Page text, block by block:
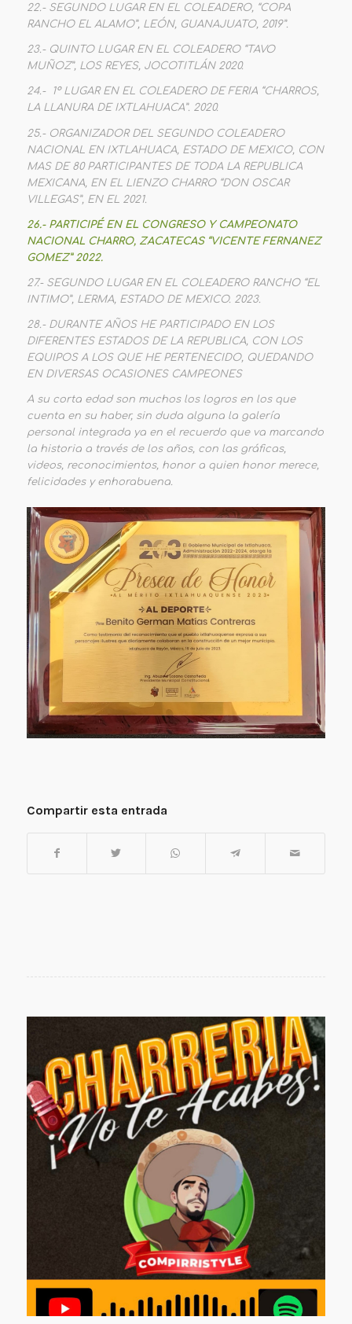
22.- SEGUNDO LUGAR EN EL COLEADERO, “COPA
RANCHO EL ALAMO”, LEÓN, GUANAJUATO, 2019”.
23.- QUINTO LUGAR EN EL COLEADERO “TAVO
MUÑOZ”, LOS REYES, JOCOTITLÁN 2020.
24.- 1° LUGAR EN EL COLEADERO DE FERIA “CHARROS,
LA LLANURA DE IXTLAHUACA”. 2020.
25.- ORGANIZADOR DEL SEGUNDO COLEADERO
NACIONAL EN IXTLAHUACA, ESTADO DE MEXICO, CON
MAS DE 80 PARTICIPANTES DE TODA LA REPUBLICA
MEXICANA, EN EL LIENZO CHARRO “DON OSCAR
VILLEGAS”, EN EL 2021.
26.- PARTICIPÉ EN EL CONGRESO Y CAMPEONATO
NACIONAL CHARRO, ZACATECAS “VICENTE FERNANEZ
GOMEZ” 2022.
27.- SEGUNDO LUGAR EN EL COLEADERO RANCHO “EL
INTIMO”, LERMA, ESTADO DE MEXICO. 2023.
28.- DURANTE AÑOS HE PARTICIPADO EN LOS
DIFERENTES ESTADOS DE LA REPUBLICA, CON LOS
EQUIPOS A LOS QUE HE PERTENECIDO, QUEDANDO
EN DIVERSAS OCASIONES CAMPEONES
A su corta edad son muchos los logros en los que
cuenta en su haber, sin duda alguna la galería
personal integrada ya en el recuerdo que va marcando
la historia a través de los años, con las gráficas,
videos, reconocimientos, honor a quien honor merece,
felicidades y enhorabuena.
Compartir esta entrada